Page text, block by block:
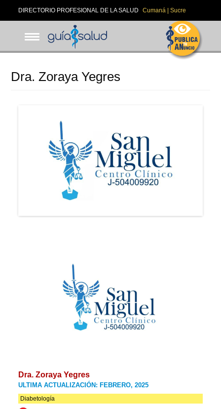
DIRECTORIO PROFESIONAL DE LA SALUD Cumaná | Sucre
Dra. Zoraya Yegres
Dra. Zoraya Yegres
ULTIMA ACTUALIZACIÓN: FEBRERO, 2025
Diabetología